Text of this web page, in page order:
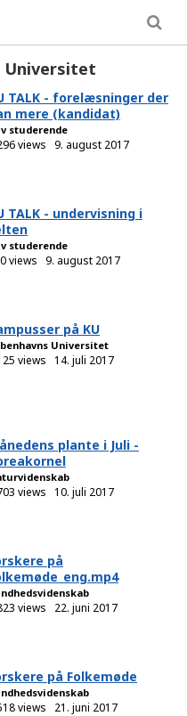
Universitet
TALK - forelæsninger der
mere (kandidat)
studerende
views 9. august 2017
TALK - undervisning i
studerende
views 9. august 2017
på KU
Universitet
views 14. juli 2017
plante i Juli -
views 10. juli 2017
på
views 22. juni 2017
på Folkemøde
views 21. juni 2017